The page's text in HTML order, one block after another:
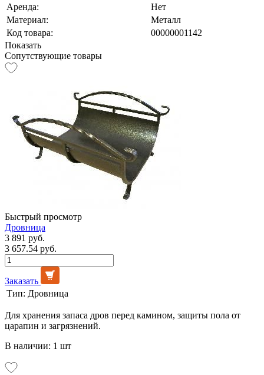
Аренда:
Нет
Материал:
Металл
Код товара:
00000001142
Показать
Сопутствующие товары
Быстрый просмотр
Дровница
3 891 руб.
3 657.54 руб.
Заказать
Тип: Дровница
Для хранения запаса дров перед камином, защиты пола от
царапин и загрязнений.
В наличии: 1 шт